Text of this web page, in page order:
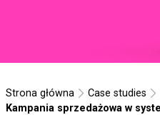
Strona główna
Case studies
Kampania sprzedażowa w